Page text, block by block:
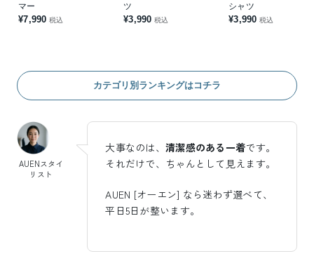
マー
¥7,990 税込
ツ
¥3,990 税込
シャツ
¥3,990 税込
カテゴリ別ランキングはコチラ
AUENスタイ
リスト
大事なのは、清潔感のある一着です。
それだけで、ちゃんとして見えます。
AUEN [オーエン] なら迷わず選べて、
平日5日が整います。